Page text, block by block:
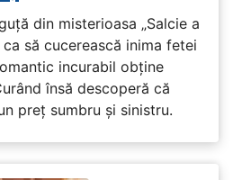
din misterioasa „Salcie a
să cucerească inima fetei
incurabil obține
însă descoperă că
preț sumbru și sinistru.